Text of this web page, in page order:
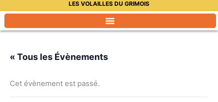
contenu
LES VOLAILLES DU GRIMOIS
« Tous les Évènements
Cet évènement est passé.